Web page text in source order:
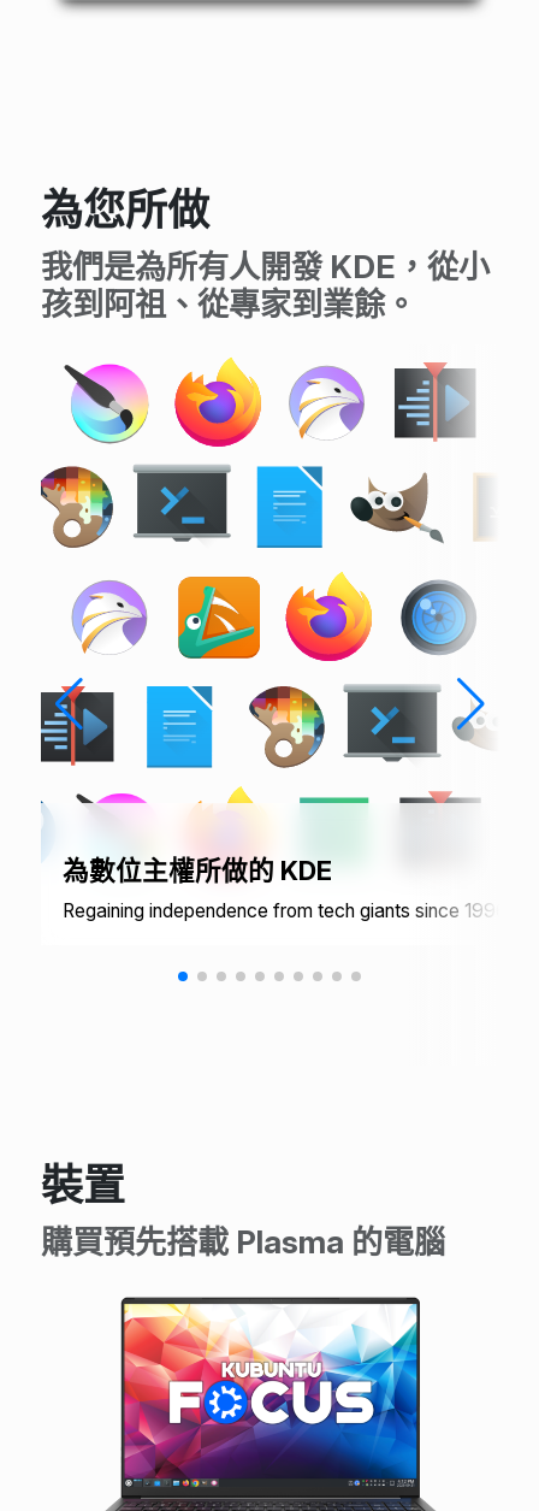
為您所做
我們是為所有人開發 KDE，從小
孩到阿祖、從專家到業餘。
為數位主權所做的 KDE
Regaining independence from tech giants since 1996
裝置
購買預先搭載 Plasma 的電腦